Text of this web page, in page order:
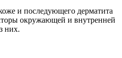
и последующего дерматита
окружающей и внутренней
них.